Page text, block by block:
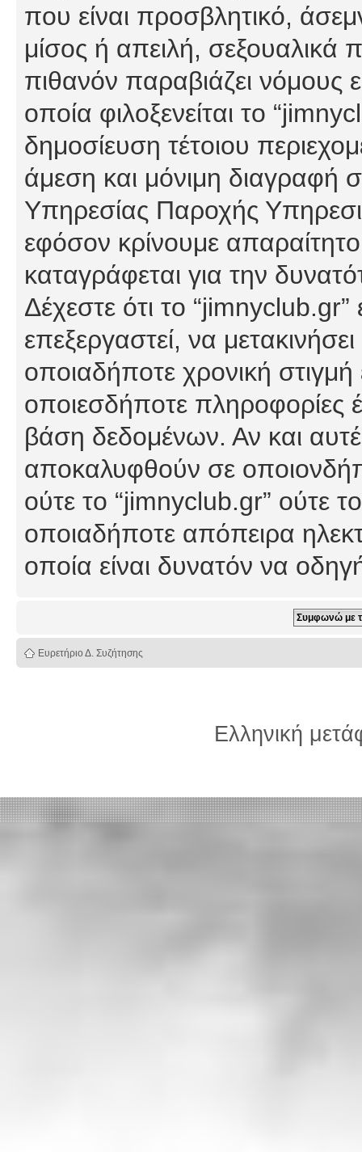
που είναι προσβλητικό,
μίσος ή απειλή, σεξουαλικά
πιθανόν παραβιάζει νόμους
οποία φιλοξενείται το
δημοσίευση τέτοιου
άμεση και μόνιμη διαγραφή
Υπηρεσίας Παροχής
εφόσον κρίνουμε
καταγράφεται για την
Δέχεστε ότι το
επεξεργαστεί, να
οποιαδήποτε χρονική στιγμή
οποιεσδήποτε πληροφορίες
βάση δεδομένων. Αν και
αποκαλυφθούν σε
ούτε το “jimnyclub.gr” ούτε
οποιαδήποτε απόπειρα
οποία είναι δυνατόν να
Ευρετήριο Δ. Συζήτησης
Ελληνική